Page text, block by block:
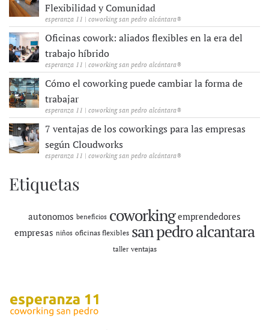
Flexibilidad y Comunidad
esperanza 11 | coworking san pedro alcántara®
Oficinas cowork: aliados flexibles en la era del
trabajo híbrido
esperanza 11 | coworking san pedro alcántara®
Cómo el coworking puede cambiar la forma de
trabajar
esperanza 11 | coworking san pedro alcántara®
7 ventajas de los coworkings para las empresas
según Cloudworks
esperanza 11 | coworking san pedro alcántara®
Etiquetas
autonomos beneficios coworking emprendedores
empresas niños oficinas flexibles san pedro alcantara
taller ventajas